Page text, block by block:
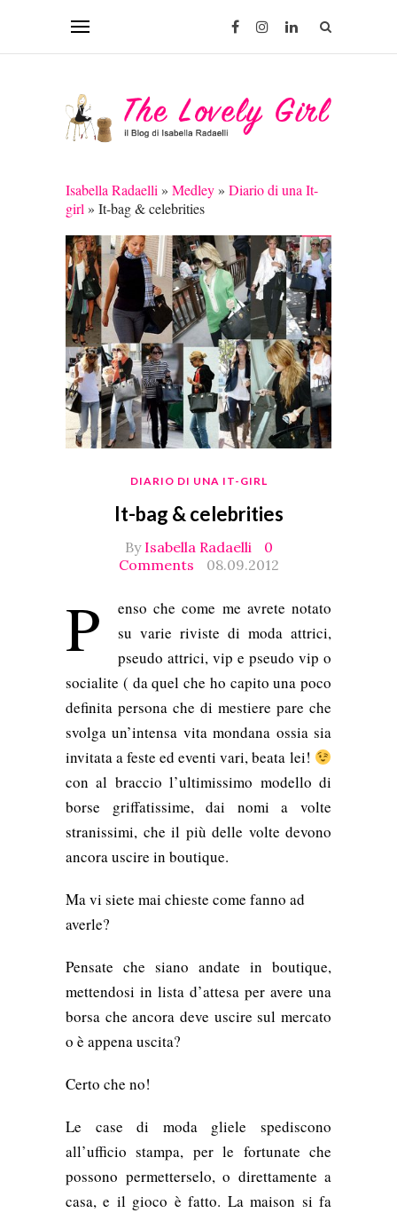
Isabella Radaelli » Medley» Diario di una It-
girl » It-bag & celebrities
DIARIO DI UNA IT-GIRL
It-bag & celebrities
By Isabella Radaelli
0
Comments
08.09.2012
P
enso che come me avrete notato
su varie riviste di moda attrici,
pseudo attrici, vip e pseudo vip o
socialite ( da quel che ho capito una poco
definita persona che di mestiere pare che
svolga un’intensa vita mondana ossia sia
invitata a feste ed eventi vari, beata lei!
con al braccio l’ultimissimo modello di
borse griffatissime, dai nomi a volte
stranissimi, che il più delle volte devono
ancora uscire in boutique.
Ma vi siete mai chieste come fanno ad
averle?
Pensate che siano andate in boutique,
mettendosi in lista d’attesa per avere una
borsa che ancora deve uscire sul mercato
o è appena uscita?
Certo che no!
Le case di moda gliele spediscono
all’ufficio stampa, per le fortunate che
possono permetterselo, o direttamente a
casa, e il gioco è fatto. La maison si fa